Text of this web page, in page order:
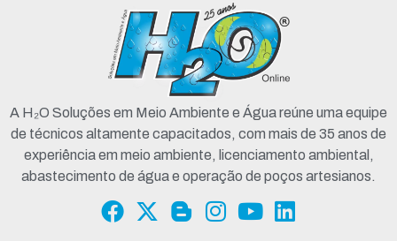
A H₂O Soluções em Meio Ambiente e Água reúne uma equipe
de técnicos altamente capacitados, com mais de 35 anos de
experiência em meio ambiente, licenciamento ambiental,
abastecimento de água e operação de poços artesianos.